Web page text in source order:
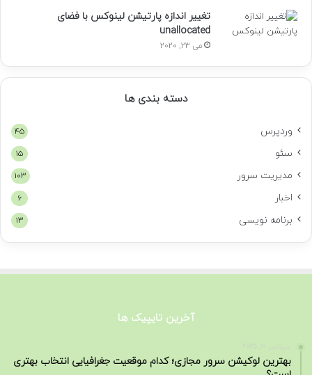
تغییر اندازه پارتیشن لینوکس با فضای
unallocated
می 23, 2020
دسته بندی ها
وردپرس 45
سئو 15
مدیریت سرور 103
اخبار 6
برنامه نویسی 13
آخرین تایپیک ها
بهترین لوکیشن سرور مجازی؛ کدام موقعیت جغرافیایی انتخاب بهتری